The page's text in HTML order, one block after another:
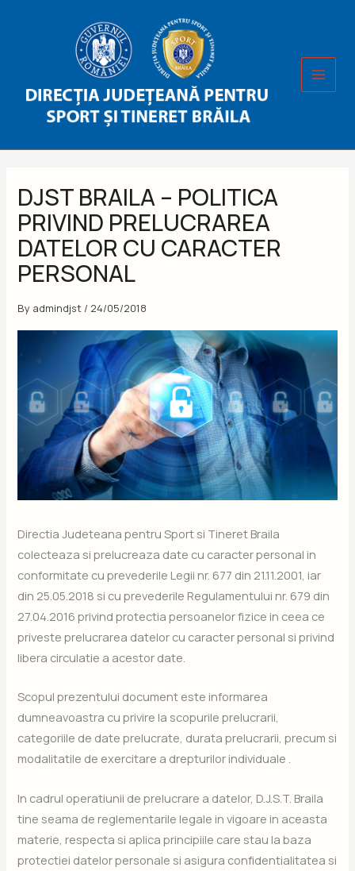
DJST BRAILA – POLITICA
PRIVIND PRELUCRAREA
DATELOR CU CARACTER
PERSONAL
By admindjst / 24/05/2018
Directia Judeteana pentru Sport si Tineret Braila
colecteaza si prelucreaza date cu caracter personal in
conformitate cu prevederile Legii nr. 677 din 21.11.2001, iar
din 25.05.2018 si cu prevederile Regulamentului nr. 679 din
27.04.2016 privind protectia persoanelor fizice in ceea ce
priveste prelucrarea datelor cu caracter personal si privind
libera circulatie a acestor date.
Scopul prezentului document este informarea
dumneavoastra cu privire la scopurile prelucrarii,
categoriile de date prelucrate, durata prelucrarii, precum si
modalitatile de exercitare a drepturilor individuale .
In cadrul operatiunii de prelucrare a datelor, D.J.S.T. Braila
tine seama de reglementarile legale in vigoare in aceasta
materie, respecta si aplica principiile care stau la baza
protectiei datelor personale si asigura confidentialitatea si